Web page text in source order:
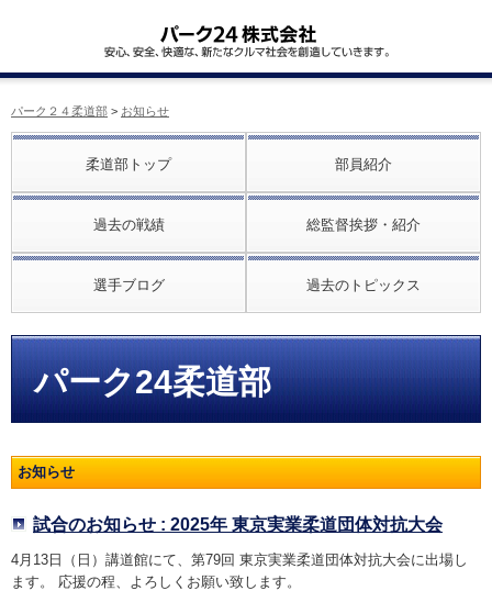
パーク２４柔道部 > お知らせ
柔道部トップ 部員紹介
過去の戦績 総監督挨拶・紹介
選手ブログ 過去のトピックス
パーク24柔道部
お知らせ
試合のお知らせ : 2025年 東京実業柔道団体対抗大会
4月13日（日）講道館にて、第79回 東京実業柔道団体対抗大会に出場し
ます。 応援の程、よろしくお願い致します。